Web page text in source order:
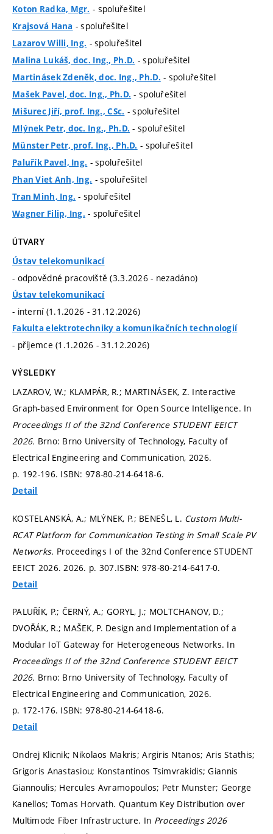
Koton Radka, Mgr. - spoluřešitel
Krajsová Hana - spoluřešitel
Lazarov Willi, Ing. - spoluřešitel
Malina Lukáš, doc. Ing., Ph.D. - spoluřešitel
Martinásek Zdeněk, doc. Ing., Ph.D. - spoluřešitel
Mašek Pavel, doc. Ing., Ph.D. - spoluřešitel
Mišurec Jiří, prof. Ing., CSc. - spoluřešitel
Mlýnek Petr, doc. Ing., Ph.D. - spoluřešitel
Münster Petr, prof. Ing., Ph.D. - spoluřešitel
Paluřík Pavel, Ing. - spoluřešitel
Phan Viet Anh, Ing. - spoluřešitel
Tran Minh, Ing. - spoluřešitel
Wagner Filip, Ing. - spoluřešitel
ÚTVARY
Ústav telekomunikací
- odpovědné pracoviště (3.3.2026 - nezadáno)
Ústav telekomunikací
- interní (1.1.2026 - 31.12.2026)
Fakulta elektrotechniky a komunikačních technologií
- příjemce (1.1.2026 - 31.12.2026)
VÝSLEDKY
LAZAROV, W.; KLAMPÁR, R.; MARTINÁSEK, Z. Interactive
Graph-based Environment for Open Source Intelligence. In
Proceedings II of the 32nd Conference STUDENT EEICT
2026. Brno: Brno University of Technology, Faculty of
Electrical Engineering and Communication, 2026.
p. 192-196. ISBN: 978-80-214-6418-6.
Detail
KOSTELANSKÁ, A.; MLÝNEK, P.; BENEŠL, L. Custom Multi-
RCAT Platform for Communication Testing in Small Scale PV
Networks. Proceedings I of the 32nd Conference STUDENT
EEICT 2026. 2026. p. 307.ISBN: 978-80-214-6417-0.
Detail
PALUŘÍK, P.; ČERNÝ, A.; GORYL, J.; MOLTCHANOV, D.;
DVOŘÁK, R.; MAŠEK, P. Design and Implementation of a
Modular IoT Gateway for Heterogeneous Networks. In
Proceedings II of the 32nd Conference STUDENT EEICT
2026. Brno: Brno University of Technology, Faculty of
Electrical Engineering and Communication, 2026.
p. 172-176. ISBN: 978-80-214-6418-6.
Detail
Ondrej Klicnik; Nikolaos Makris; Argiris Ntanos; Aris Stathis;
Grigoris Anastasiou; Konstantinos Tsimvrakidis; Giannis
Giannoulis; Hercules Avramopoulos; Petr Munster; George
Kanellos; Tomas Horvath. Quantum Key Distribution over
Multimode Fiber Infrastructure. In Proceedings 2026